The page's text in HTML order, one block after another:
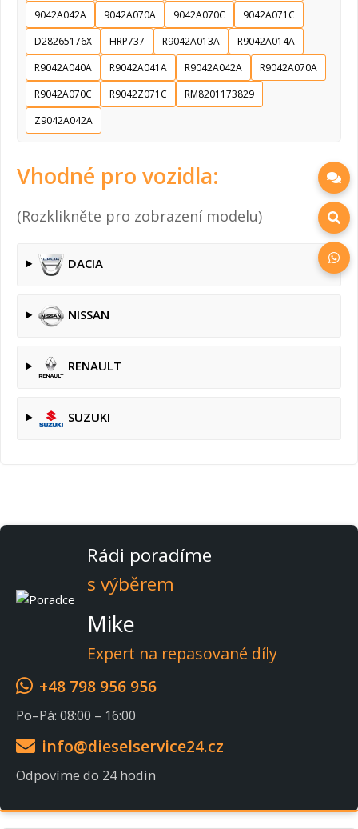
9042A042A
9042A070A 9042A070C
9042A071C
D28265176X
HRP737 R9042A013A
R9042A014A
R9042A040A
R9042A041A R9042A042A
R9042A070A
R9042A070C
R9042Z071C
RM8201173829
Z9042A042A
Vhodné pro vozidla:
(Rozklikněte pro zobrazení modelu)
DACIA
NISSAN
RENAULT
SUZUKI
Rádi poradíme
s výběrem
Mike
Expert na repasované díly
+48 798 956 956
Po–Pá: 08:00 – 16:00
info@dieselservice24.cz
Odpovíme do 24 hodin